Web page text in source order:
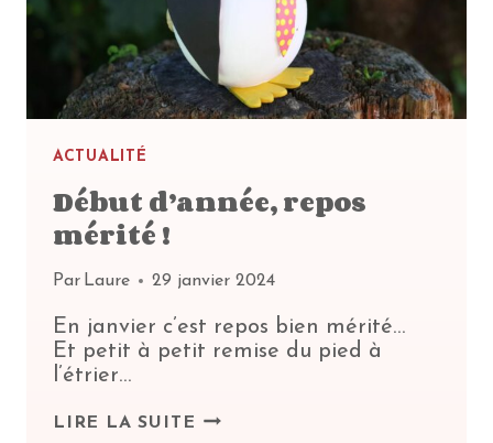
ACTUALITÉ
Début d’année, repos
mérité !
Par Laure 29 janvier 2024
En janvier c’est repos bien mérité…
Et petit à petit remise du pied à
l’étrier…
LIRE LA SUITE DÉBUT